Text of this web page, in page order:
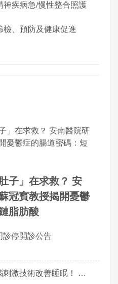
神疾病急/慢性整合照護
檢、預防及健康促進
子」在求救？ 安
冠賓教授揭開憂鬱
脂肪酸
診停開診公告
眠！ 安南醫院發表創新研究 引領介入性精神醫學新趨勢